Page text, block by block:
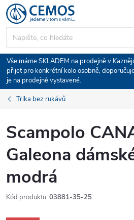
Přejít
na
obsah
Vše máme SKLADEM na prodejně v
přijet pro konkrétní kolo osobně,
je na prodejně vystavené.
Trika bez rukávů
Scampolo
Galeona
modrá
Kód produktu: 03881-35-25